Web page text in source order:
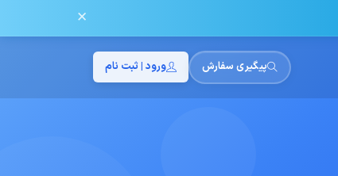
✕
پیگیری سفارش ورود | ثبت نام